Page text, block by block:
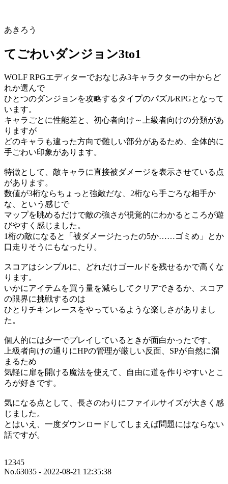
あきろう
てごわいダンジョン3to1
WOLF RPGエディターでおなじみ3キャラクターの中からど
れか選んで
ひとつのダンジョンを攻略するタイプのパズルRPGとなって
います。
キャラごとに性能差と、初心者向け～上級者向けの分類があ
りますが
どのキャラも違った方向で難しい部分があるため、全体的に
手ごわい印象があります。
特徴として、敵キャラに直接被ダメージを表示させている点
があります。
数値が3桁ならちょっと強敵だな、2桁なら手ごろな相手か
な、という感じで
マップを眺めるだけで敵の強さが視覚的にわかるところが遊
びやすく感じました。
1桁の敵になると「被ダメージたったの5か……ゴミめ」とか
口走りそうにもなったり。
スコアはシンプルに、どれだけゴールドを残せるかで高くな
ります。
いかにアイテムを買う量を減らしてクリアできるか、スコア
の限界に挑戦するのは
ひとりチキンレースをやっているような楽しさがありまし
た。
個人的には夕一でプレイしているときが面白かったです。
上級者向けの通りにHPの管理が厳しい反面、SPが自然に溜
まるため
気軽に扉を開ける魔法を使えて、自由に道を作りやすいとこ
ろが好きです。
気になる点として、長さのわりにファイルサイズが大きく感
じました。
とはいえ、一度ダウンロードしてしまえば問題にはならない
話ですが。
12345
No.63035 - 2022-08-21 12:35:38